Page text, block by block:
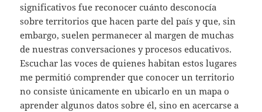
significativos fue reconocer cuánto desconocía
sobre territorios que hacen parte del país y que, sin
embargo, suelen permanecer al margen de muchas
de nuestras conversaciones y procesos educativos.
Escuchar las voces de quienes habitan estos lugares
me permitió comprender que conocer un territorio
no consiste únicamente en ubicarlo en un mapa o
aprender algunos datos sobre él, sino en acercarse a